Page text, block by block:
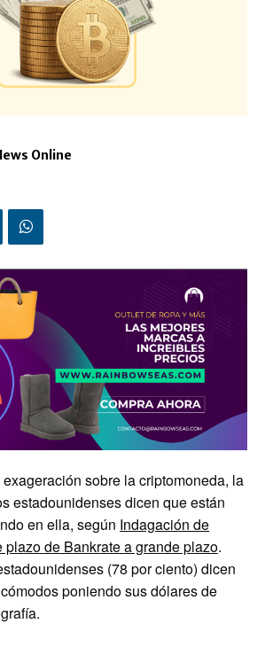
Online
sobre la criptomoneda, la
estadounidenses dicen que están
en ella, según Indagación de
plazo de Bankrate a grande plazo.
(78 por ciento) dicen
poniendo sus dólares de